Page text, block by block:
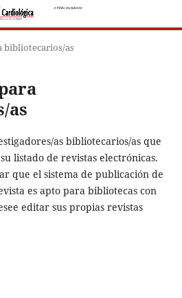
bibliotecarios/as
as
as bibliotecarios/as que
listado de revistas electrónicas.
que el sistema de publicación de
es apto para bibliotecas con
editar sus propias revistas